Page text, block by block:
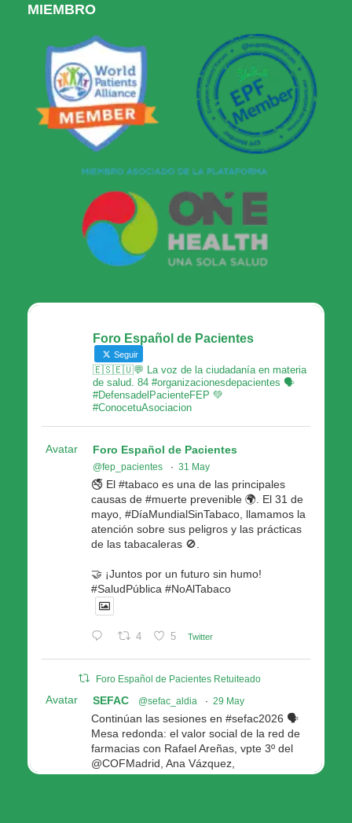
MIEMBRO
Foro Español de Pacientes
Seguir
🇪🇸🇪🇺💬 La voz de la ciudadanía en materia
de salud. 84 #organizacionesdepacientes 🗣
#DefensadelPacienteFEP 💚
#ConocetuAsociacion
Avatar Foro Español de Pacientes
@fep_pacientes · 31 May
🚭 El #tabaco es una de las principales
causas de #muerte prevenible 🌍. El 31 de
mayo, #DíaMundialSinTabaco, llamamos la
atención sobre sus peligros y las prácticas
de las tabacaleras 🚫.
🤝 ¡Juntos por un futuro sin humo!
#SaludPública #NoAlTabaco
4 5 Twitter
Foro Español de Pacientes Retuiteado
Avatar SEFAC @sefac_aldia · 29 May
Continúan las sesiones en #sefac2026 🗣️
Mesa redonda: el valor social de la red de
farmacias con Rafael Areñas, vpte 3º del
@COFMadrid, Ana Vázquez,
@fep_pacientes Galicia, Antón Acevedo, d